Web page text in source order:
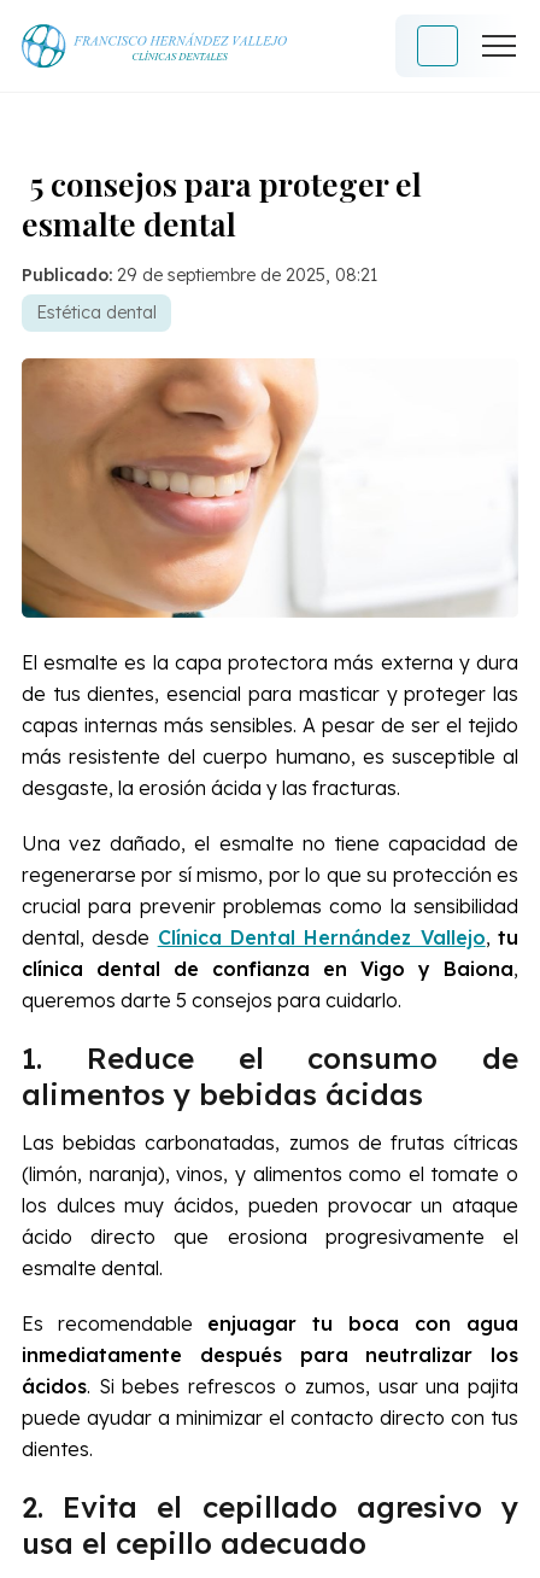
5 consejos para proteger el
esmalte dental
Publicado: 29 de septiembre de 2025, 08:21
Estética dental
El esmalte es la capa protectora más externa y dura
de tus dientes, esencial para masticar y proteger las
capas internas más sensibles. A pesar de ser el tejido
más resistente del cuerpo humano, es susceptible al
desgaste, la erosión ácida y las fracturas.
Una vez dañado, el esmalte no tiene capacidad de
regenerarse por sí mismo, por lo que su protección es
crucial para prevenir problemas como la sensibilidad
dental, desde Clínica Dental Hernández Vallejo,tu
clínica dental de confianza en Vigo y Baiona,
queremos darte 5 consejos para cuidarlo.
1. Reduce el consumo de
alimentos y bebidas ácidas
Las bebidas carbonatadas, zumos de frutas cítricas
(limón, naranja), vinos, y alimentos como el tomate o
los dulces muy ácidos, pueden provocar un ataque
ácido directo que erosiona progresivamente el
esmalte dental.
Es recomendable enjuagar tu boca con agua
inmediatamente después para neutralizar los
ácidos. Si bebes refrescos o zumos, usar una pajita
puede ayudar a minimizar el contacto directo con tus
dientes.
2. Evita el cepillado agresivo y
usa el cepillo adecuado